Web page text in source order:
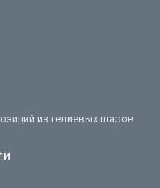
из гелиевых шаров